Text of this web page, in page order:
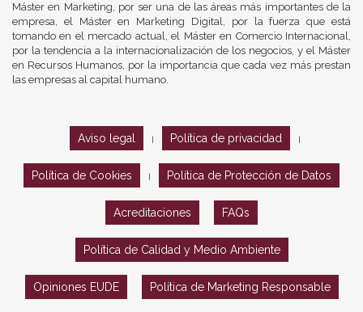
Máster en Marketing, por ser una de las áreas más importantes de la
empresa, el Máster en Marketing Digital, por la fuerza que está
tomando en el mercado actual, el Máster en Comercio Internacional,
por la tendencia a la internacionalización de los negocios, y el Máster
en Recursos Humanos, por la importancia que cada vez más prestan
las empresas al capital humano.
Aviso legal Política de privacidad
Política de Cookies Política de Protección de Datos
Acreditaciones FAQs
Política de Calidad y Medio Ambiente
Opiniones EUDE Política de Marketing Responsable